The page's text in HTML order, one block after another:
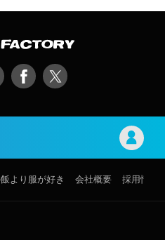
より服が好き 会社概要 採用情報